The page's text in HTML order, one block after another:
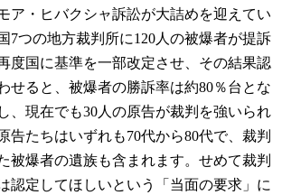
ア・ヒバクシャ訴訟が大詰めを迎えてい
7つの地方裁判所に120人の被爆者が提訴
度国に基準を一部改定させ、その結果認
せると、被爆者の勝訴率は約80％台とな
、現在でも30人の原告が裁判を強いられ
告たちはいずれも70代から80代で、裁判
被爆者の遺族も含まれます。せめて裁判
認定してほしいという「当面の要求」に